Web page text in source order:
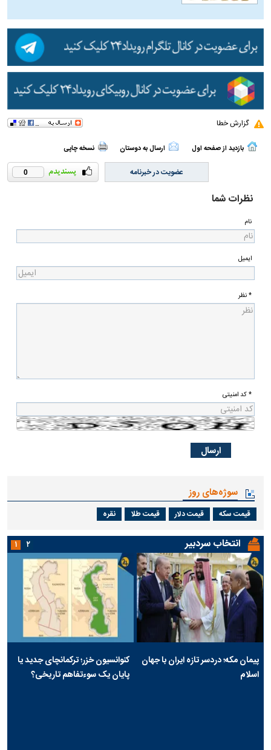
گزارش خطا
بازدید از صفحه اول ارسال به دوستان نسخه چاپی
0 عضویت در خبرنامه
نظرات شما
نام
ایمیل
* نظر
* کد امنیتی
سوژه‌های روز
قیمت سکه قیمت دلار قیمت طلا نقره
انتخاب سردبیر
پیمان مکه؛ دردسر تازه ایران با جهان
اسلام
کنوانسیون خزر؛ ترکمانچای جدید یا
پایان یک سوءتفاهم تاریخی؟
۱ ۲